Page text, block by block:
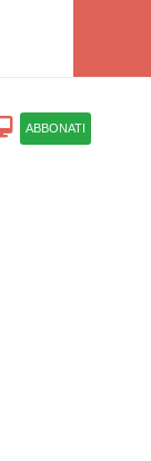
ABBONATI